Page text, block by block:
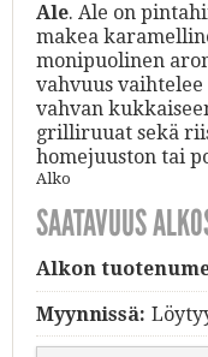
Ale. Ale on
makea
monipuolinen
vahvuus
vahvan
grilliruuat sekä
homejuuston tai
Alko
SAATAVUUS
Alkon
Myynnissä: